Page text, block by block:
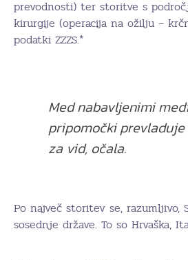
prevodnosti) ter storitve s
kirurgije (operacija na ožilju –
podatki ZZZS.*
Med nabavljenimi
pripomočki
za vid, očala.
Po največ storitev se, razumljivo,
sosednje države. To so Hrvaška,